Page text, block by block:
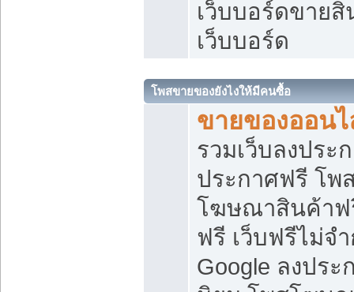
เว็บบอร์ดขาย
เว็บบอร์ด
โพสขายของยังไงให้มีคนซื้อ
ขายของออน
รวมเว็บลงประ
ประกาศฟรี โพ
โฆษณาสินค้าฟ
ฟรี เว็บฟรีไม่จ
Google ลงปร